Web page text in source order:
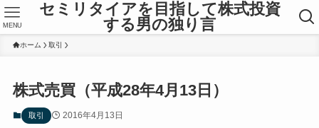
セミリタイアを目指して株式投資
する男の独り言
MENU
ホーム 取引
株式売買（平成28年4月13日）
取引 2016年4月13日